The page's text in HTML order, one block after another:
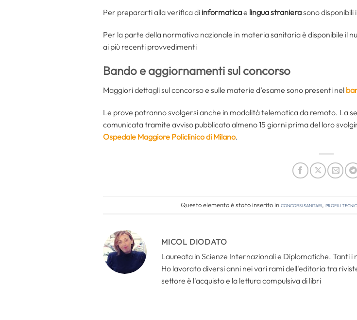
Per prepararti alla verifica di informaticae lingua stranierasono disponibili i
Per la parte della normativa nazionale in materia sanitaria è disponibile il
ai più recenti provvedimenti
Bando e aggiornamenti sul concorso
Maggiori dettagli sul concorso e sulle materie d’esame sono presenti nel
Le prove potranno svolgersi anche in modalità telematica da remoto. La
comunicata tramite avviso pubblicato almeno 15 giorni prima del loro
Ospedale Maggiore Policlinico di Milano.
Questo elemento è stato inserito inConcorsi Sanitari, Profili
MICOL DIODATO
Laureata in Scienze Internazionali e Diplomatiche. Tanti
Ho lavorato diversi anni nei vari rami dell'editoria tra
settore è l'acquisto e la lettura compulsiva di libri